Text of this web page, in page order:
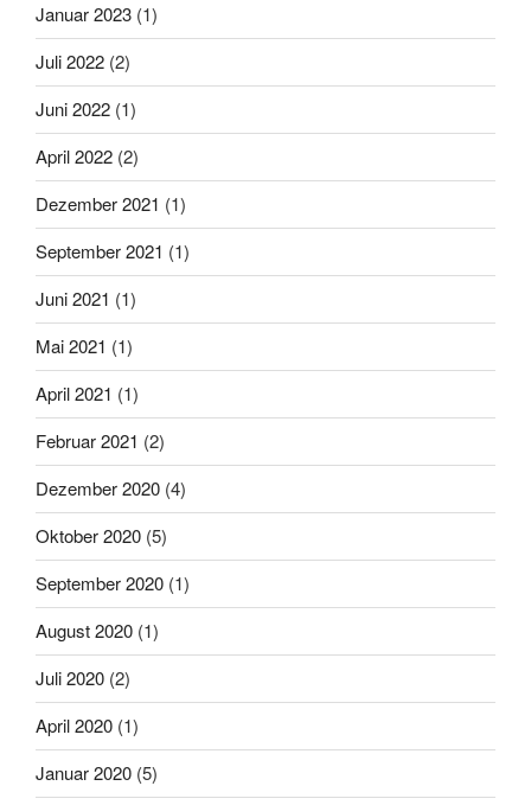
Januar 2023 (1)
Juli 2022 (2)
Juni 2022 (1)
April 2022 (2)
Dezember 2021 (1)
September 2021 (1)
Juni 2021 (1)
Mai 2021 (1)
April 2021 (1)
Februar 2021 (2)
Dezember 2020 (4)
Oktober 2020 (5)
September 2020 (1)
August 2020 (1)
Juli 2020 (2)
April 2020 (1)
Januar 2020 (5)